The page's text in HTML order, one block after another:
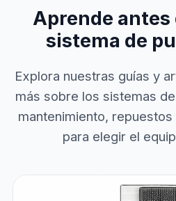
Aprende antes
sistema de
Explora nuestras guías y
más sobre los sistemas
mantenimiento,
para elegir el